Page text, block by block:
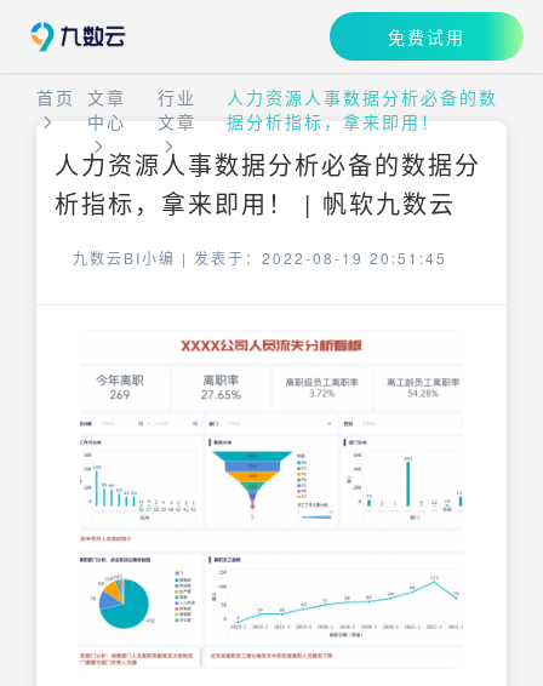
免费试用
首页
文章
中心
行业
文章
人力资源人事数据分析必备的数
据分析指标，拿来即用！
人力资源人事数据分析必备的数据分
析指标，拿来即用！ | 帆软九数云
九数云BI小编 | 发表于：2022-08-19 20:51:45